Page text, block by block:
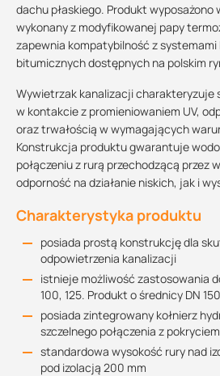
dachu płaskiego. Produkt wyposażono
wykonany z modyfikowanej papy
zapewnia kompatybilność z systemami
bitumicznych dostępnych na polskim
Wywietrzak kanalizacji charakteryzuje
w kontakcie z promieniowaniem UV,
oraz trwałością w wymagających
Konstrukcja produktu gwarantuje
połączeniu z rurą przechodzącą przez
odporność na działanie niskich, jak i
Charakterystyka produktu
posiada prostą konstrukcję dla
odpowietrzenia kanalizacji
istnieje możliwość zastosowania
100, 125. Produkt o średnicy DN
posiada zintegrowany kołnierz
szczelnego połączenia z
standardowa wysokość rury nad
pod izolacją 200 mm